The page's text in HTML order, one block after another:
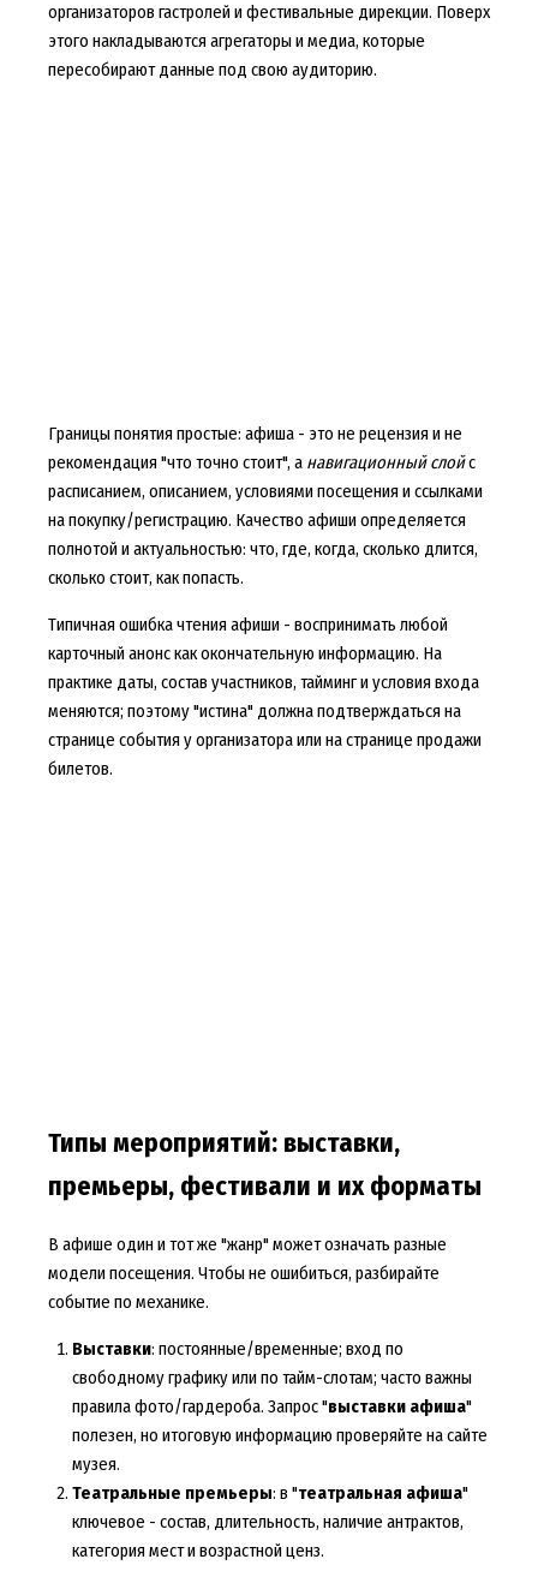
организаторов гастролей и фестивальные дирекции. Поверх
этого накладываются агрегаторы и медиа, которые
пересобирают данные под свою аудиторию.
Границы понятия простые: афиша - это не рецензия и не
рекомендация "что точно стоит", а навигационный слойс
расписанием, описанием, условиями посещения и ссылками
на покупку/регистрацию. Качество афиши определяется
полнотой и актуальностью: что, где, когда, сколько длится,
сколько стоит, как попасть.
Типичная ошибка чтения афиши - воспринимать любой
карточный анонс как окончательную информацию. На
практике даты, состав участников, тайминг и условия входа
меняются; поэтому "истина" должна подтверждаться на
странице события у организатора или на странице продажи
билетов.
Типы мероприятий: выставки,
премьеры, фестивали и их форматы
В афише один и тот же "жанр" может означать разные
модели посещения. Чтобы не ошибиться, разбирайте
событие по механике.
Выставки: постоянные/временные; вход по
свободному графику или по тайм-слотам; часто важны
правила фото/гардероба. Запрос "выставки афиша"
полезен, но итоговую информацию проверяйте на сайте
музея.
Театральные премьеры: в "театральная афиша"
ключевое - состав, длительность, наличие антрактов,
категория мест и возрастной ценз.